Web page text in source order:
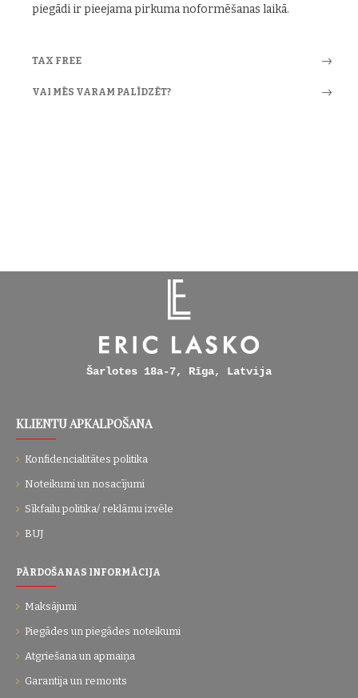
piegādi ir pieejama pirkuma noformēšanas laikā.
TAX FREE
VAI MĒS VARAM PALĪDZĒT?
Šarlotes 18a-7, Rīga, Latvija
KLIENTU APKALPOŠANA
Konfidencialitātes politika
Noteikumi un nosacījumi
Sīkfailu politika/ reklāmu izvēle
BUJ
PĀRDOŠANAS INFORMĀCIJA
Maksājumi
Piegādes un piegādes noteikumi
Atgriešana un apmaiņa
Garantija un remonts